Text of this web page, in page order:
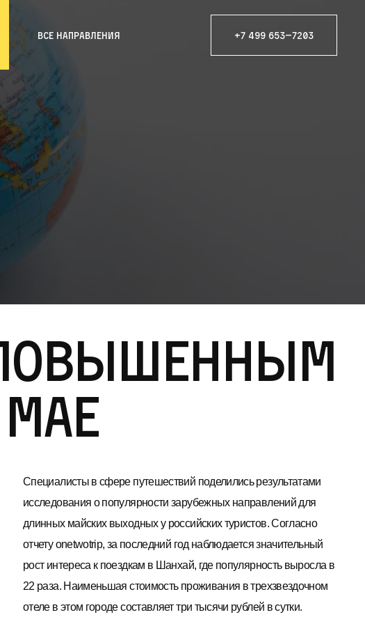
Все направления +7 499 653—7203
Специалисты в сфере путешествий поделились результатами
исследования о популярности зарубежных направлений для
длинных майских выходных у российских туристов. Согласно
отчету onetwotrip, за последний год наблюдается значительный
рост интереса к поездкам в Шанхай, где популярность выросла в
22 раза. Наименьшая стоимость проживания в трехзвездочном
отеле в этом городе составляет три тысячи рублей в сутки.